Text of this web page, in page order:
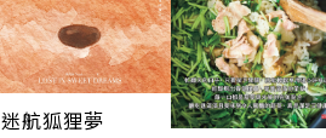
迷航狐狸夢